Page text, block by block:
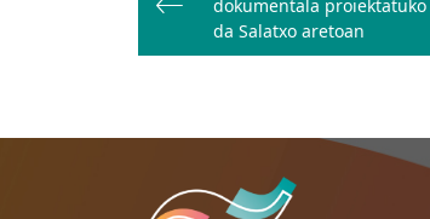
nabigatu
dokumentala proiektatuko
da Salatxo aretoan